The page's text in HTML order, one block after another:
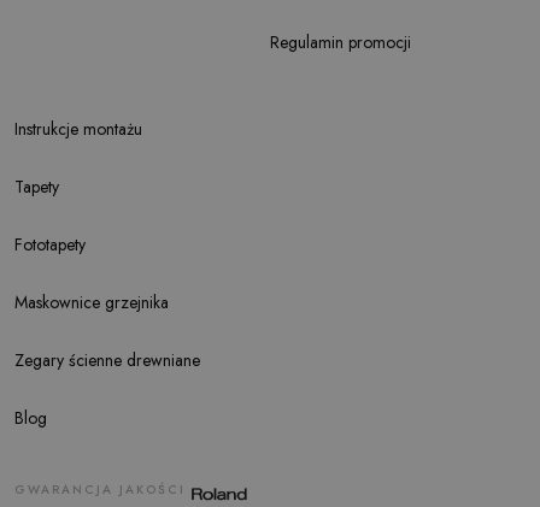
Instrukcje montażu
Tapety
Fototapety
Maskownice grzejnika
Zegary ścienne drewniane
Blog
Regulamin promocji
GWARANCJA JAKOŚCI